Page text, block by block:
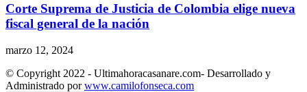
Corte Suprema de Justicia de Colombia elige nueva
fiscal general de la nación
marzo 12, 2024
© Copyright 2022 - Ultimahoracasanare.com- Desarrollado y
Administrado porwww.camilofonseca.com